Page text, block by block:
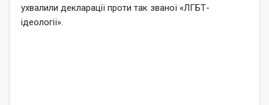
ухвалили декларації проти так званої «ЛГБТ-
ідеології».